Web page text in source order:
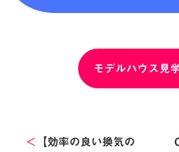
モデルハウス見
＜
【効率の良い換気の